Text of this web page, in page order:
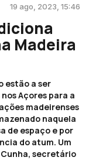
19 ago, 2023, 15:46
Madeira
estão a ser
Açores para a
madeirenses
naquela
de espaço e por
do atum. Um
secretário